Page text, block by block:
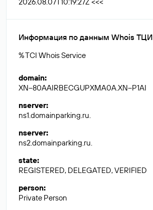
Информация по данным Whois ТЦИ
% TCI Whois Service
domain:
XN--80AAIRBECGUPXMA0A.XN--P1AI
nserver:
ns1.domainparking.ru.
nserver:
ns2.domainparking.ru.
state:
REGISTERED, DELEGATED, VERIFIED
person:
Private Person